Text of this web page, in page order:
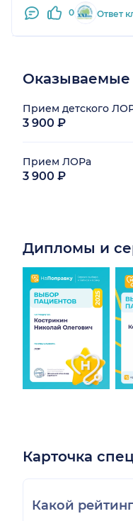
0 Ответ
Оказываемые
Прием детского
3 900 ₽
Прием ЛОРа
3 900 ₽
Дипломы и
Карточка
Какой